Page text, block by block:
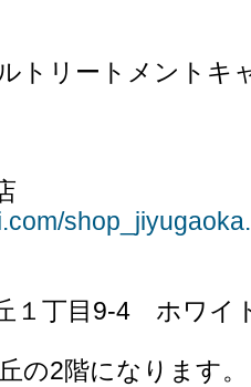
トリートメントキ
１丁目9-4 ホワイ
の2階になります。